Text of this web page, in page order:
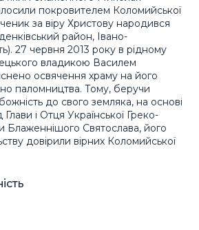
покровителем Коломийської
за віру Христову народився
район, Івано-
27 червня 2013 року в рідному
владикою Василем
освячення храму на його
паломництва. Тому, беручи
до свого земляка, на основі
Глави і Отця Української Греко-
Блаженнішого Святослава, його
довірили вірних Коломийської